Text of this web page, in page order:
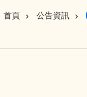
首頁 公告資訊